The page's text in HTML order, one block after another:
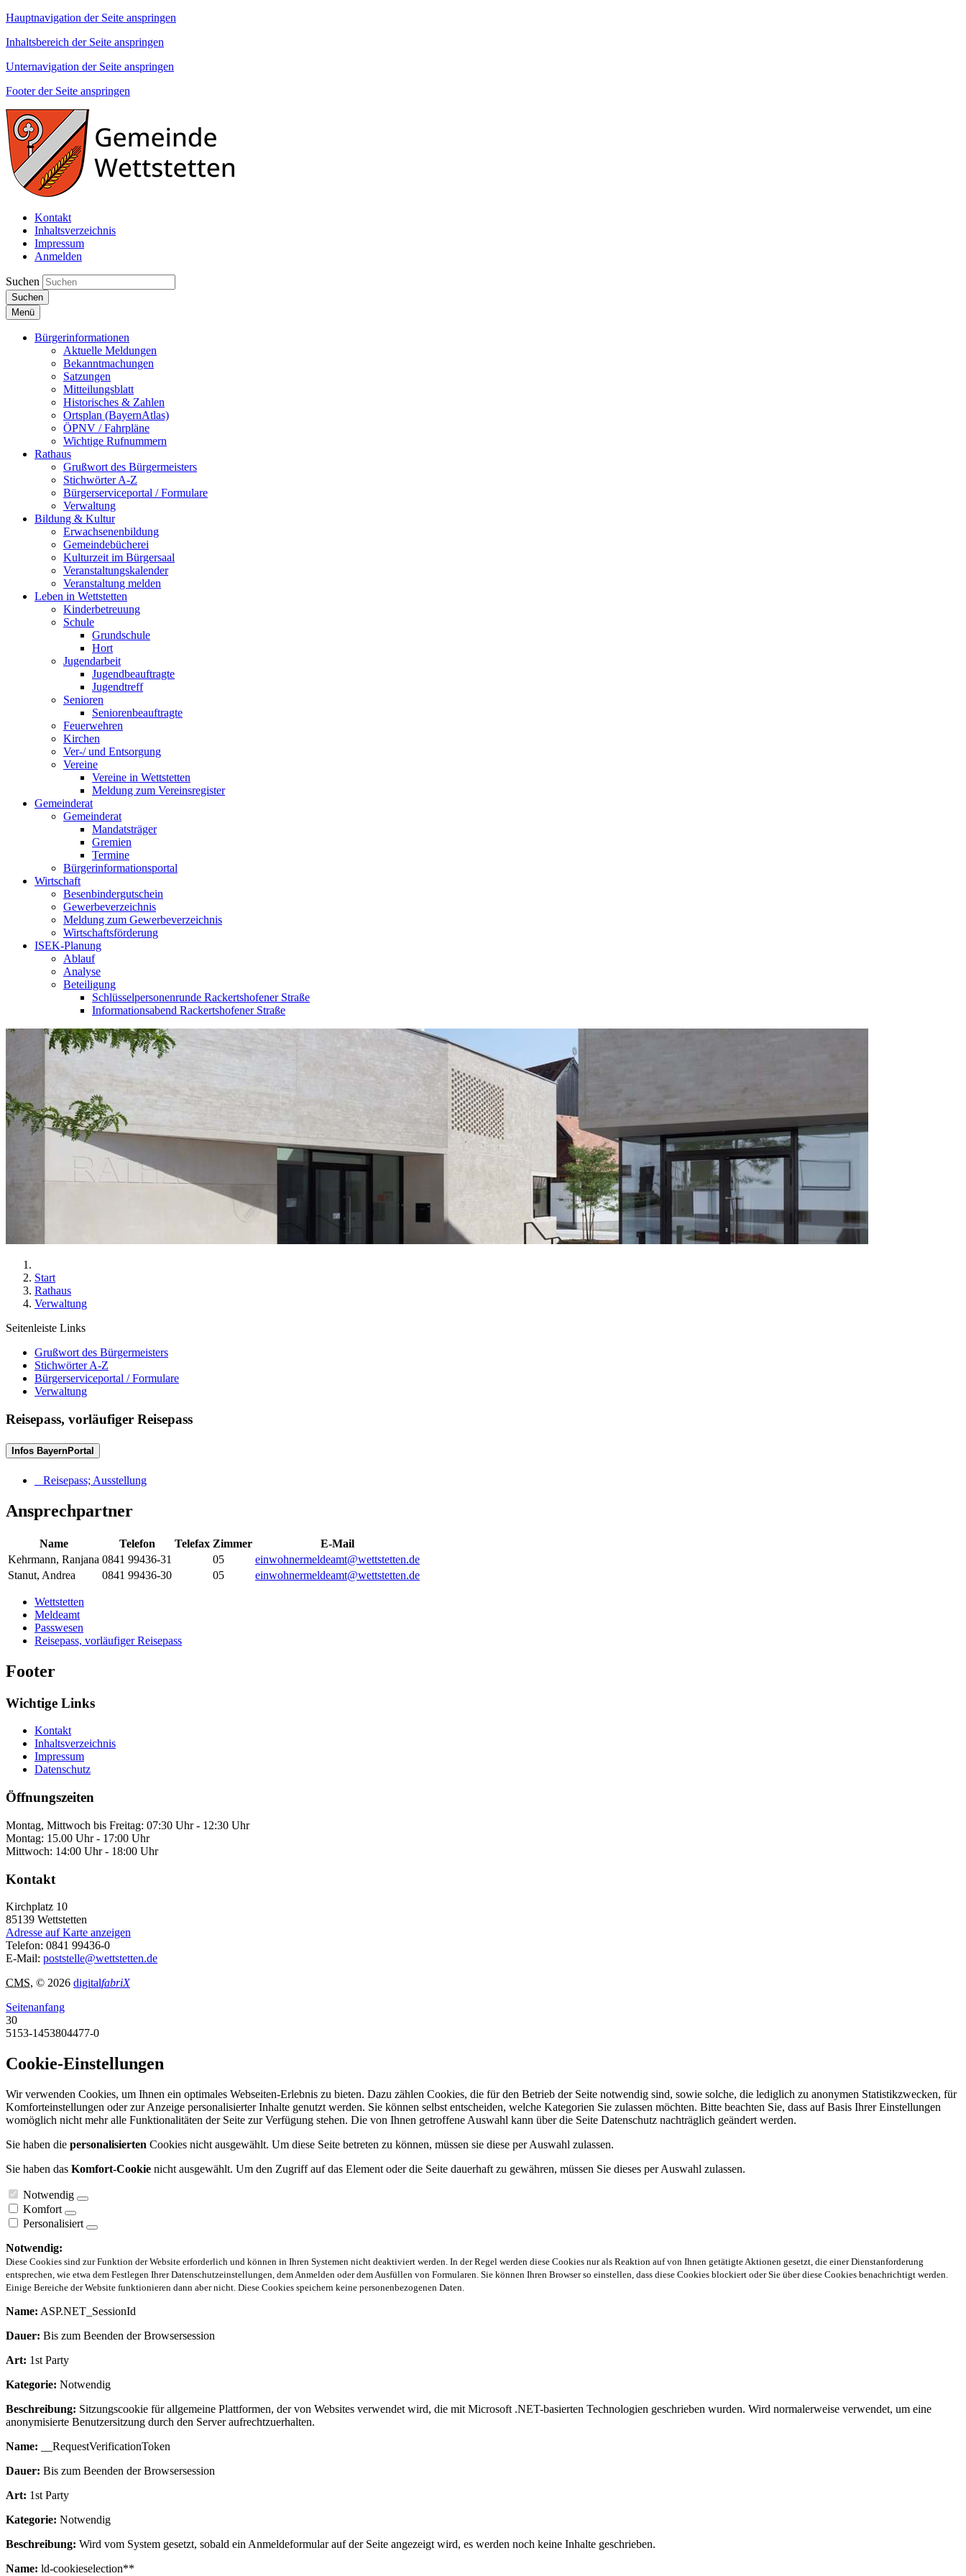
Hauptnavigation der Seite anspringen
Inhaltsbereich der Seite anspringen
Unternavigation der Seite anspringen
Footer der Seite anspringen
Kontakt
Inhaltsverzeichnis
Impressum
Anmelden
Suchen
Suchen
Menü
Bürgerinformationen
Aktuelle Meldungen
Bekanntmachungen
Satzungen
Mitteilungsblatt
Historisches & Zahlen
Ortsplan (BayernAtlas)
ÖPNV / Fahrpläne
Wichtige Rufnummern
Rathaus
Grußwort des Bürgermeisters
Stichwörter A-Z
Bürgerserviceportal / Formulare
Verwaltung
Bildung & Kultur
Erwachsenenbildung
Gemeindebücherei
Kulturzeit im Bürgersaal
Veranstaltungskalender
Veranstaltung melden
Leben in Wettstetten
Kinderbetreuung
Schule
Grundschule
Hort
Jugendarbeit
Jugendbeauftragte
Jugendtreff
Senioren
Seniorenbeauftragte
Feuerwehren
Kirchen
Ver-/ und Entsorgung
Vereine
Vereine in Wettstetten
Meldung zum Vereinsregister
Gemeinderat
Gemeinderat
Mandatsträger
Gremien
Termine
Bürgerinformationsportal
Wirtschaft
Besenbindergutschein
Gewerbeverzeichnis
Meldung zum Gewerbeverzeichnis
Wirtschaftsförderung
ISEK-Planung
Ablauf
Analyse
Beteiligung
Schlüsselpersonenrunde Rackertshofener Straße
Informationsabend Rackertshofener Straße
Start
Rathaus
Verwaltung
Seitenleiste Links
Grußwort des Bürgermeisters
Stichwörter A-Z
Bürgerserviceportal / Formulare
Verwaltung
Reisepass, vorläufiger Reisepass
Infos BayernPortal
Reisepass; Ausstellung
Ansprechpartner
Name Telefon Telefax Zimmer
E-Mail
Kehrmann, Ranjana 0841 99436-31 05
einwohnermeldeamt@wettstetten.de
Stanut, Andrea 0841 99436-30 05 einwohnermeldeamt@wettstetten.de
Wettstetten
Meldeamt
Passwesen
Reisepass, vorläufiger Reisepass
Footer
Wichtige Links
Kontakt
Inhaltsverzeichnis
Impressum
Datenschutz
Öffnungszeiten
Montag, Mittwoch bis Freitag: 07:30 Uhr - 12:30 Uhr
Montag: 15.00 Uhr - 17:00 Uhr
Mittwoch: 14:00 Uhr - 18:00 Uhr
Kontakt
Kirchplatz 10
85139 Wettstetten
Adresse auf Karte anzeigen
Telefon: 0841 99436-0
E-Mail: poststelle@wettstetten.de
CMS, © 2026 digitalfabriX
Seitenanfang
30
5153-1453804477-0
Cookie-Einstellungen
Wir verwenden Cookies, um Ihnen ein optimales Webseiten-Erlebnis zu bieten. Dazu zählen Cookies, die für den Betrieb der Seite notwendig sind, sowie solche, die lediglich zu anonymen Statistikzwecken, für
Komforteinstellungen oder zur Anzeige personalisierter Inhalte genutzt werden. Sie können selbst entscheiden, welche Kategorien Sie zulassen möchten. Bitte beachten Sie, dass auf Basis Ihrer Einstellungen
womöglich nicht mehr alle Funktionalitäten der Seite zur Verfügung stehen. Die von Ihnen getroffene Auswahl kann über die Seite Datenschutz nachträglich geändert werden.
Sie haben die personalisierten Cookies nicht ausgewählt. Um diese Seite betreten zu können, müssen sie diese per Auswahl zulassen.
Sie haben das Komfort-Cookie nicht ausgewählt. Um den Zugriff auf das Element oder die Seite dauerhaft zu gewähren, müssen Sie dieses per Auswahl zulassen.
Notwendig
Komfort
Personalisiert
Notwendig:
Diese Cookies sind zur Funktion der Website erforderlich und können in Ihren Systemen nicht deaktiviert werden. In der Regel werden diese Cookies nur als Reaktion auf von Ihnen getätigte Aktionen gesetzt, die einer Dienstanforderung
entsprechen, wie etwa dem Festlegen Ihrer Datenschutzeinstellungen, dem Anmelden oder dem Ausfüllen von Formularen. Sie können Ihren Browser so einstellen, dass diese Cookies blockiert oder Sie über diese Cookies benachrichtigt werden.
Einige Bereiche der Website funktionieren dann aber nicht. Diese Cookies speichern keine personenbezogenen Daten.
Name: ASP.NET_SessionId
Dauer: Bis zum Beenden der Browsersession
Art: 1st Party
Kategorie: Notwendig
Beschreibung: Sitzungscookie für allgemeine Plattformen, der von Websites verwendet wird, die mit Microsoft .NET-basierten Technologien geschrieben wurden. Wird normalerweise verwendet, um eine
anonymisierte Benutzersitzung durch den Server aufrechtzuerhalten.
Name: __RequestVerificationToken
Dauer: Bis zum Beenden der Browsersession
Art: 1st Party
Kategorie: Notwendig
Beschreibung: Wird vom System gesetzt, sobald ein Anmeldeformular auf der Seite angezeigt wird, es werden noch keine Inhalte geschrieben.
Name: ld-cookieselection**